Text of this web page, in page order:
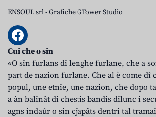
ENSOUL srl-Grafiche GTower Studio
Cui che o sin
«O sin furlans di lenghe furlane, che a
part de nazion furlane. Che al è come dî
popul, une etnie, une nazion, che dopo
a àn balinât di chestis bandis dilunc i
agns indaûr o sin cjapâts dentri tal